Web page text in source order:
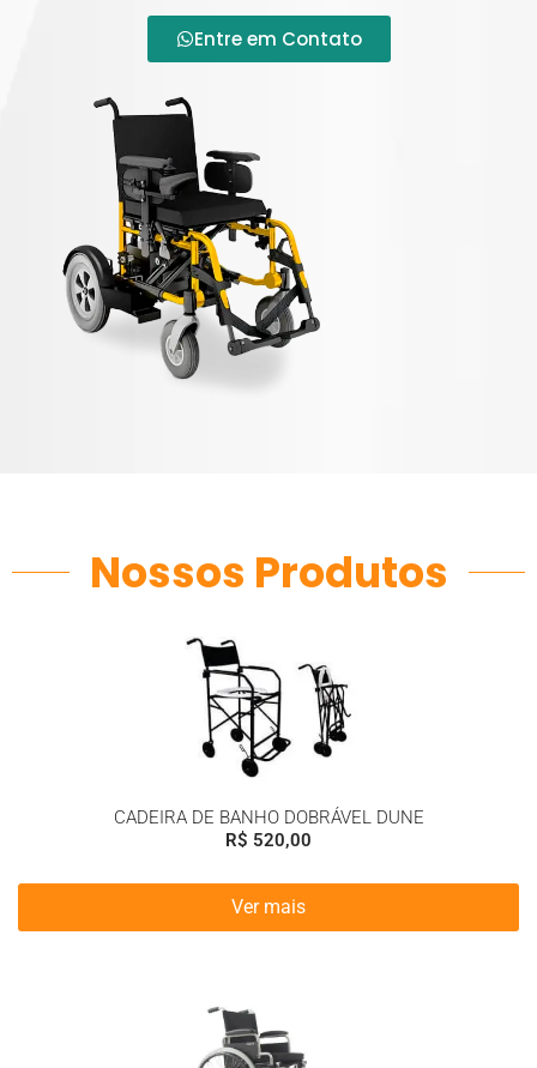
Entre em Contato
Nossos Produtos
CADEIRA DE BANHO DOBRÁVEL DUNE
R$ 520,00
Ver mais